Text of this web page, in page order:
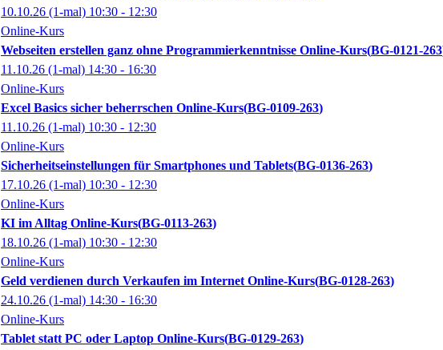
10.10.26 (1-mal) 10:30 - 12:30
Online-Kurs
Webseiten erstellen ganz ohne Programmierkenntnisse Online-Kurs BG-0121-263
11.10.26 (1-mal) 14:30 - 16:30
Online-Kurs
Excel Basics sicher beherrschen Online-Kurs BG-0109-263
11.10.26 (1-mal) 10:30 - 12:30
Online-Kurs
Sicherheitseinstellungen für Smartphones und Tablets BG-0136-263
17.10.26 (1-mal) 10:30 - 12:30
Online-Kurs
KI im Alltag Online-Kurs BG-0113-263
18.10.26 (1-mal) 10:30 - 12:30
Online-Kurs
Geld verdienen durch Verkaufen im Internet Online-Kurs BG-0128-263
24.10.26 (1-mal) 14:30 - 16:30
Online-Kurs
Tablet statt PC oder Laptop Online-Kurs BG-0129-263